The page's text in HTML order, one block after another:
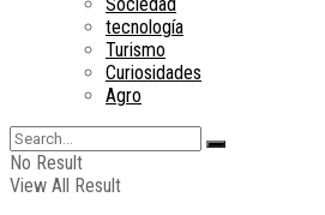
tecnología
Turismo
Curiosidades
Agro
No Result
View All Result